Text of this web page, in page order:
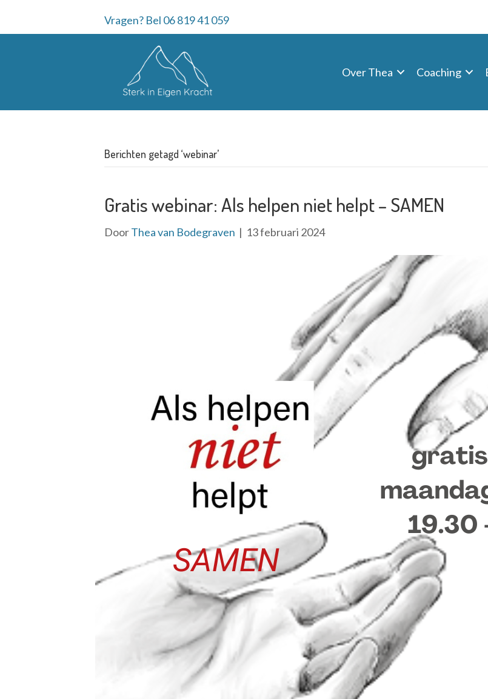
Vragen? Bel 06 819 41 059
Over Thea Coaching
Berichten getagd ‘webinar’
Gratis webinar: Als helpen niet helpt – SAMEN
DoorThea van Bodegraven | 13 februari 2024